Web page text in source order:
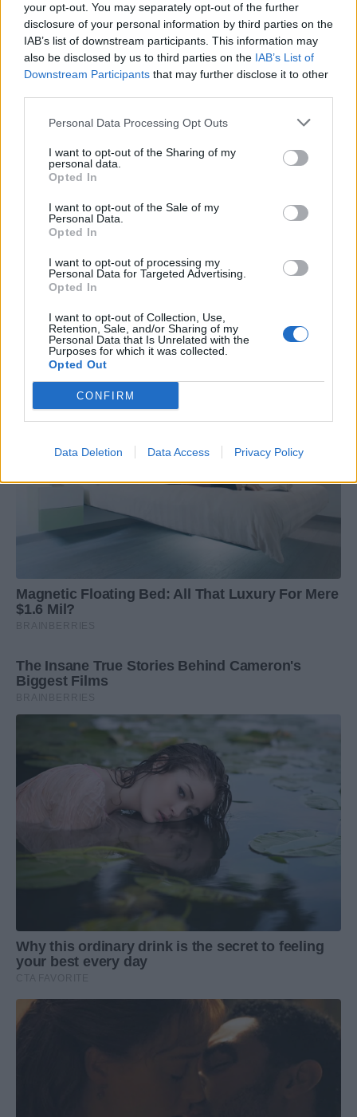
your opt-out. You may separately opt-out of the further
disclosure of your personal information by third parties on the
IAB’s list of downstream participants. This information may
also be disclosed by us to third parties on the IAB’s List of
Downstream Participants that may further disclose it to other
Personal Data Processing Opt Outs
I want to opt-out of the Sharing of my
personal data.
Opted In
I want to opt-out of the Sale of my
Personal Data.
Opted In
I want to opt-out of processing my
Personal Data for Targeted Advertising.
Opted In
I want to opt-out of Collection, Use,
Retention, Sale, and/or Sharing of my
Personal Data that Is Unrelated with the
Purposes for which it was collected.
Opted Out
CONFIRM
Data Deletion Data Access Privacy Policy